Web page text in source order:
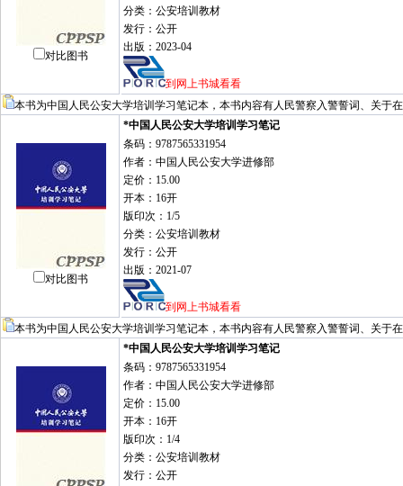
对比图书
分类：公安培训教材
发行：公开
出版：2023-04
到网上书城看看
本书为中国人民公安大学培训学习笔记本，本书内容有人民警察入警誓词、关
对比图书
*中国人民公安大学培训学习笔记
条码：9787565331954
作者：中国人民公安大学进修部
定价：15.00
开本：16开
版印次：1/5
分类：公安培训教材
发行：公开
出版：2021-07
到网上书城看看
本书为中国人民公安大学培训学习笔记本，本书内容有人民警察入警誓词、关
*中国人民公安大学培训学习笔记
条码：9787565331954
作者：中国人民公安大学进修部
定价：15.00
开本：16开
版印次：1/4
分类：公安培训教材
发行：公开